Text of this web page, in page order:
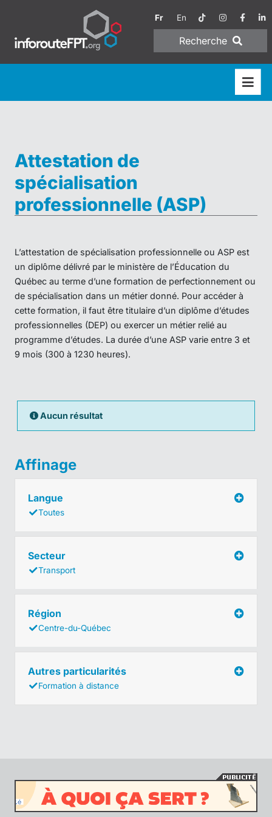
Fr En
Recherche
Attestation de
spécialisation
professionnelle (ASP)
L’attestation de spécialisation professionnelle ou ASP est
un diplôme délivré par le ministère de l’Éducation du
Québec au terme d’une formation de perfectionnement ou
de spécialisation dans un métier donné. Pour accéder à
cette formation, il faut être titulaire d’un diplôme d’études
professionnelles (DEP) ou exercer un métier relié au
programme d’études. La durée d’une ASP varie entre 3 et
9 mois (300 à 1230 heures).
Aucun résultat
Affinage
Langue
Toutes
Secteur
Transport
Région
Centre-du-Québec
Autres particularités
Formation à distance